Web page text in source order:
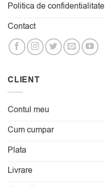
Politica de confidentialitate
Contact
CLIENT
Contul meu
Cum cumpar
Plata
Livrare